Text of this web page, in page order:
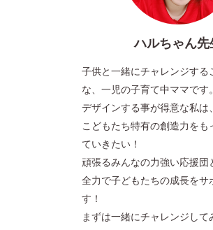
ハルちゃん先
子供と一緒にチャレンジする
な、一児の子育て中ママです。
デザインする事が得意な私は、
こどもたち特有の創造力をも
ていきたい！
頑張るみんなの力強い応援団
全力で子どもたちの成長をサ
す！
まずは一緒にチャレンジして